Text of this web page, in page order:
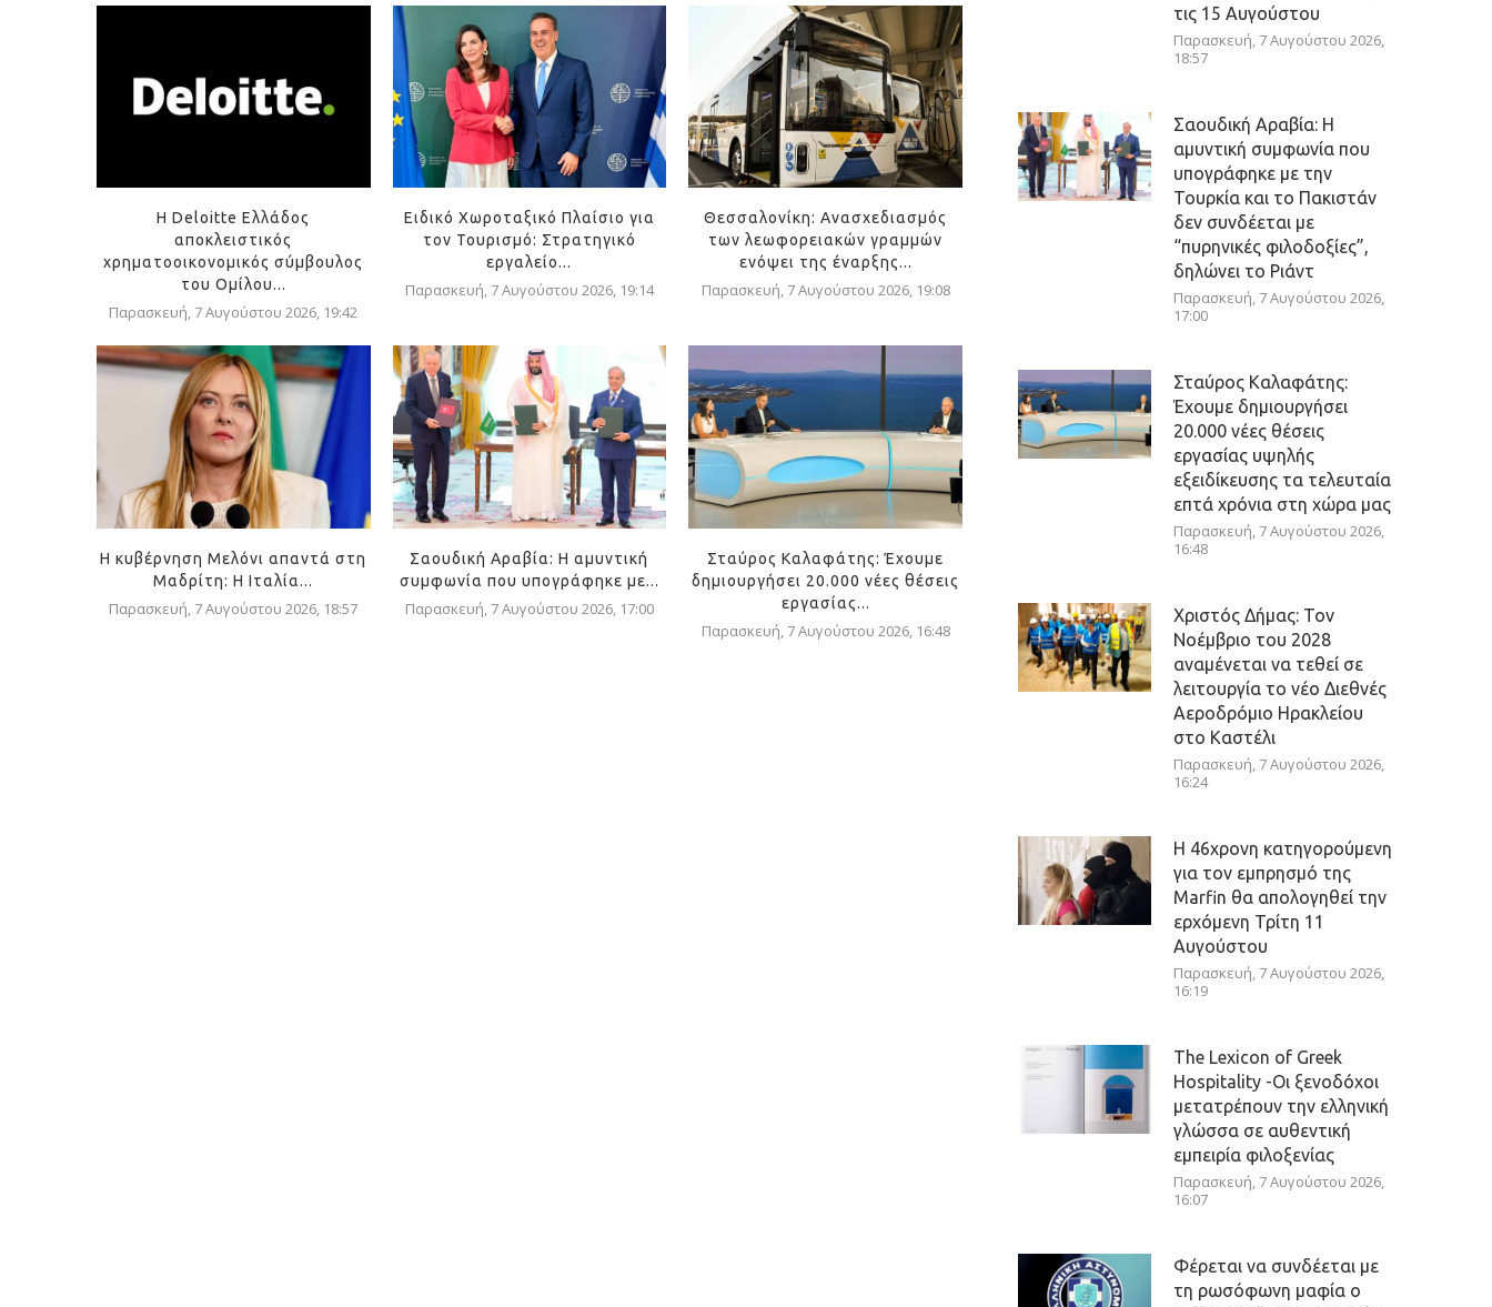
Η Deloitte Ελλάδος
αποκλειστικός
χρηματοοικονομικός σύμβουλος
του Ομίλου...
Παρασκευή, 7 Αυγούστου 2026, 19:42
Ειδικό Χωροταξικό Πλαίσιο για
τον Τουρισμό: Στρατηγικό
εργαλείο...
Παρασκευή, 7 Αυγούστου 2026, 19:14
Θεσσαλονίκη: Ανασχεδιασμός
των λεωφορειακών γραμμών
ενόψει της έναρξης...
Παρασκευή, 7 Αυγούστου 2026, 19:08
Η κυβέρνηση Μελόνι απαντά στη
Μαδρίτη: Η Ιταλία...
Παρασκευή, 7 Αυγούστου 2026, 18:57
Σαουδική Αραβία: Η αμυντική
συμφωνία που υπογράφηκε με...
Παρασκευή, 7 Αυγούστου 2026, 17:00
Σταύρος Καλαφάτης: Έχουμε
δημιουργήσει 20.000 νέες θέσεις
εργασίας...
Παρασκευή, 7 Αυγούστου 2026, 16:48
τις 15 Αυγούστου
Παρασκευή, 7 Αυγούστου 2026,
18:57
Σαουδική Αραβία: Η
αμυντική συμφωνία που
υπογράφηκε με την
Τουρκία και το Πακιστάν
δεν συνδέεται με
“πυρηνικές φιλοδοξίες”,
δηλώνει το Ριάντ
Παρασκευή, 7 Αυγούστου 2026,
17:00
Σταύρος Καλαφάτης:
Έχουμε δημιουργήσει
20.000 νέες θέσεις
εργασίας υψηλής
εξειδίκευσης τα τελευταία
επτά χρόνια στη χώρα μας
Παρασκευή, 7 Αυγούστου 2026,
16:48
Χριστός Δήμας: Τον
Νοέμβριο του 2028
αναμένεται να τεθεί σε
λειτουργία το νέο Διεθνές
Αεροδρόμιο Ηρακλείου
στο Καστέλι
Παρασκευή, 7 Αυγούστου 2026,
16:24
Η 46χρονη κατηγορούμενη
για τον εμπρησμό της
Marfin θα απολογηθεί την
ερχόμενη Τρίτη 11
Αυγούστου
Παρασκευή, 7 Αυγούστου 2026,
16:19
The Lexicon of Greek
Hospitality -Οι ξενοδόχοι
μετατρέπουν την ελληνική
γλώσσα σε αυθεντική
εμπειρία φιλοξενίας
Παρασκευή, 7 Αυγούστου 2026,
16:07
Φέρεται να συνδέεται με
τη ρωσόφωνη μαφία ο